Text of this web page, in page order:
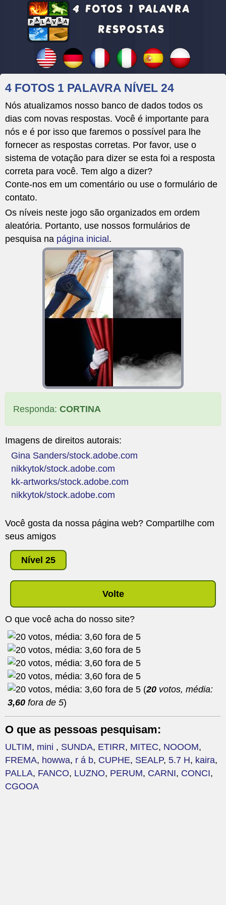
4 FOTOS 1 PALAVRA NÍVEL 24
Nós atualizamos nosso banco de dados todos os
dias com novas respostas. Você é importante para
nós e é por isso que faremos o possível para lhe
fornecer as respostas corretas. Por favor, use o
sistema de votação para dizer se esta foi a resposta
correta para você. Tem algo a dizer?
Conte-nos em um comentário ou use o formulário de
contato.
Os níveis neste jogo são organizados em ordem
aleatória. Portanto, use nossos formulários de
pesquisa na página inicial.
Responda: CORTINA
Imagens de direitos autorais:
Gina Sanders/stock.adobe.com
nikkytok/stock.adobe.com
kk-artworks/stock.adobe.com
nikkytok/stock.adobe.com
Você gosta da nossa página web? Compartilhe com
seus amigos
Nível 25
Volte
O que você acha do nosso site?
(20 votos, média:
3,60 fora de 5)
O que as pessoas pesquisam:
ULTIM, mini , SUNDA, ETIRR, MITEC, NOOOM,
FREMA, howwa, r á b, CUPHE, SEALP, 5.7 H, kaira,
PALLA, FANCO, LUZNO, PERUM, CARNI, CONCI,
CGOOA